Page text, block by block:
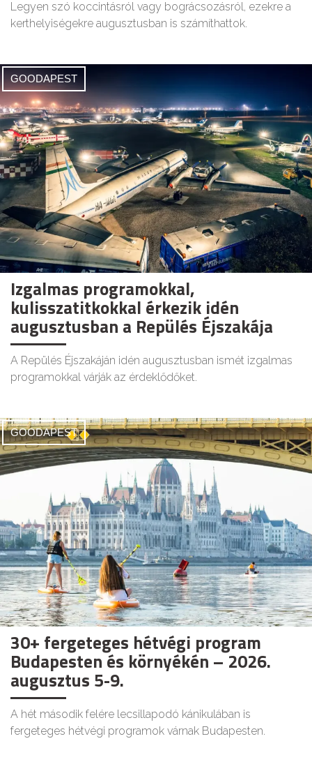
Legyen szó koccintásról vagy bográcsozásról, ezekre a
kerthelyiségekre augusztusban is számíthattok.
GOODAPEST
Izgalmas programokkal,
kulisszatitkokkal érkezik idén
augusztusban a Repülés Éjszakája
A Repülés Éjszakáján idén augusztusban ismét izgalmas
programokkal várják az érdeklődőket.
GOODAPEST
30+ fergeteges hétvégi program
Budapesten és környékén – 2026.
augusztus 5-9.
A hét második felére lecsillapodó kánikulában is
fergeteges hétvégi programok várnak Budapesten.